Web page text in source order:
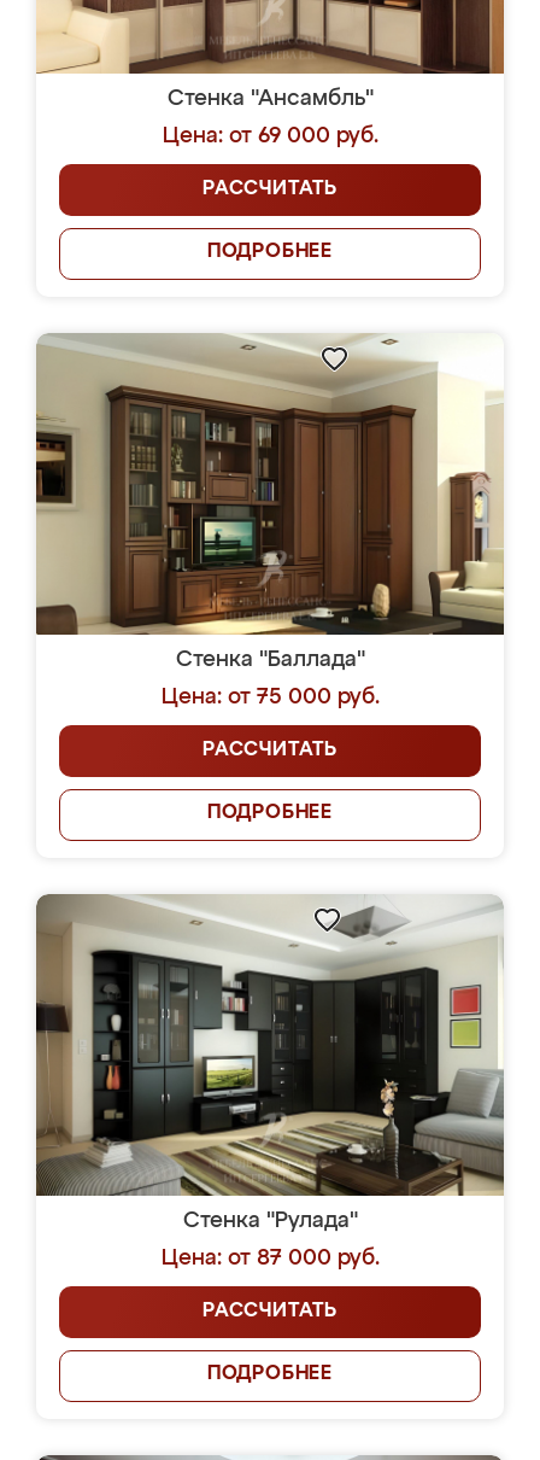
Стенка "Ансамбль"
Цена: от 69 000 руб.
РАССЧИТАТЬ
ПОДРОБНЕЕ
Стенка "Баллада"
Цена: от 75 000 руб.
РАССЧИТАТЬ
ПОДРОБНЕЕ
Стенка "Рулада"
Цена: от 87 000 руб.
РАССЧИТАТЬ
ПОДРОБНЕЕ